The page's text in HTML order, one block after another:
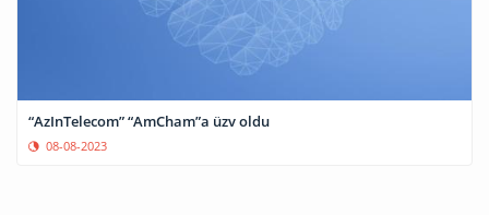
“AzInTelecom” “AmCham”a üzv oldu
08-08-2023